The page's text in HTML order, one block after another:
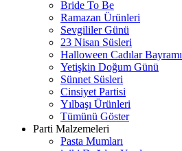
Bride To Be
Ramazan Ürünleri
Sevgililer Günü
23 Nisan Süsleri
Halloween Cadılar Bayramı
Yetişkin Doğum Günü
Sünnet Süsleri
Cinsiyet Partisi
Yılbaşı Ürünleri
Tümünü Göster
Parti Malzemeleri
Pasta Mumları